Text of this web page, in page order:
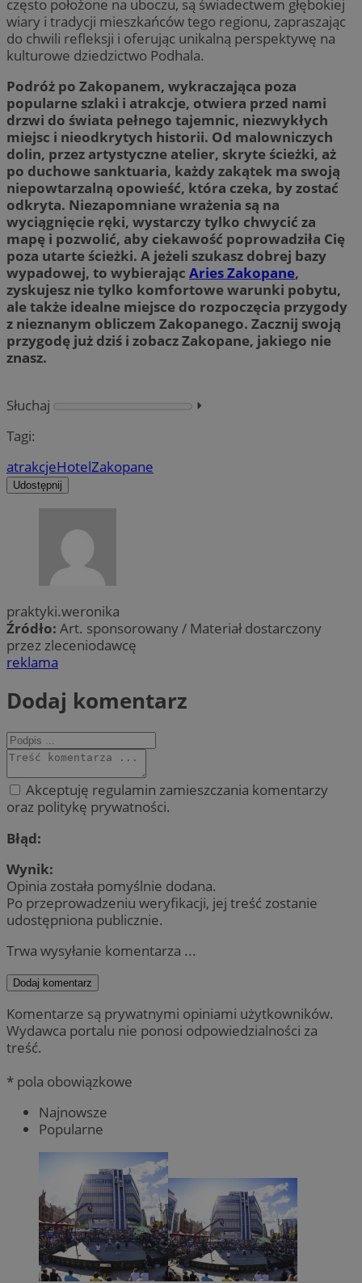
często położone na uboczu, są świadectwem głębokiej
wiary i tradycji mieszkańców tego regionu, zapraszając
do chwili refleksji i oferując unikalną perspektywę na
kulturowe dziedzictwo Podhala.
Podróż po Zakopanem, wykraczająca poza
popularne szlaki i atrakcje, otwiera przed nami
drzwi do świata pełnego tajemnic, niezwykłych
miejsc i nieodkrytych historii. Od malowniczych
dolin, przez artystyczne atelier, skryte ścieżki, aż
po duchowe sanktuaria, każdy zakątek ma swoją
niepowtarzalną opowieść, która czeka, by zostać
odkryta. Niezapomniane wrażenia są na
wyciągnięcie ręki, wystarczy tylko chwycić za
mapę i pozwolić, aby ciekawość poprowadziła Cię
poza utarte ścieżki. A jeżeli szukasz dobrej bazy
wypadowej, to wybierając Aries Zakopane,
zyskujesz nie tylko komfortowe warunki pobytu,
ale także idealne miejsce do rozpoczęcia przygody
z nieznanym obliczem Zakopanego. Zacznij swoją
przygodę już dziś i zobacz Zakopane, jakiego nie
znasz.
Słuchaj
⏵︎
Tagi:
atrakcjeHotelZakopane
Udostępnij
praktyki.weronika
Źródło: Art. sponsorowany / Materiał dostarczony
przez zleceniodawcę
reklama
Dodaj komentarz
Akceptuję regulamin zamieszczania komentarzy
oraz politykę prywatności.
Błąd:
Wynik:
Opinia została pomyślnie dodana.
Po przeprowadzeniu weryfikacji, jej treść zostanie
udostępniona publicznie.
Trwa wysyłanie komentarza ...
Dodaj komentarz
Komentarze są prywatnymi opiniami użytkowników.
Wydawca portalu nie ponosi odpowiedzialności za
treść.
* pola obowiązkowe
Najnowsze
Popularne